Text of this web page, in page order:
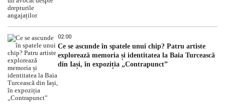
02:00
Ce se ascunde în spatele unui chip? Patru artiste
explorează memoria și identitatea la Baia Turcească
din Iași, în expoziția „Contrapunct”